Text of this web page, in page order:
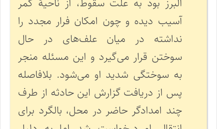
آسیب دیده و چون امکان فرار مجدد را
نداشته در میان علف‌های در حال
سوختن قرار می‌گیرد و این مسئله منجر
به سوختگی شدید او می‌شود. بلافاصله
پس از دریافت گزارش این حادثه از طرف
چند امدادگر حاضر در محل، بالگرد برای